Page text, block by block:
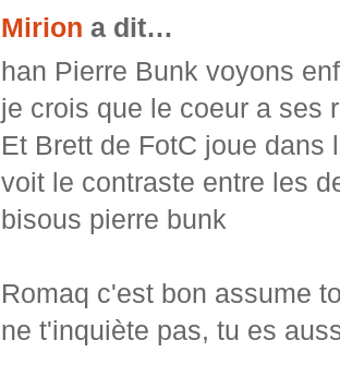
Mirion a dit…
han Pierre Bunk voyons
je crois que le coeur a ses
Et Brett de FotC joue dans
voit le contraste entre les
bisous pierre bunk
Romaq c'est bon assume
ne t'inquiète pas, tu es